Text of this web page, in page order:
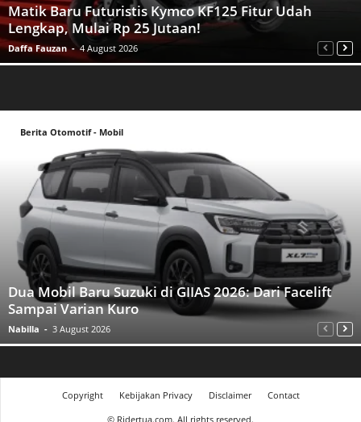
Matik Baru Futuristis Kymco KF125 Fitur Udah
Lengkap, Mulai Rp 25 Jutaan!
Daffa Fauzan - 4 August 2026
Berita Otomotif - Mobil
Dua Mobil Baru Suzuki di GIIAS 2026: Dari Facelift
Sampai Varian Kuro
Nabilla - 3 August 2026
Copyright Kebijakan Privacy Disclaimer
Contact
© Ridertua.com. All rights reserved.